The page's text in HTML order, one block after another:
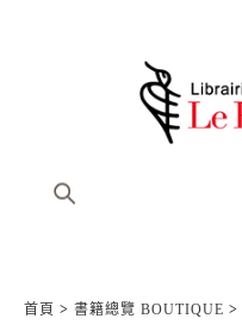
首頁 > 書籍總覽 BOUTIQUE >